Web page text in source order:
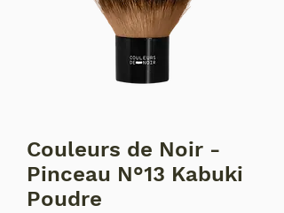
Couleurs de Noir -
Pinceau N°13 Kabuki
Poudre